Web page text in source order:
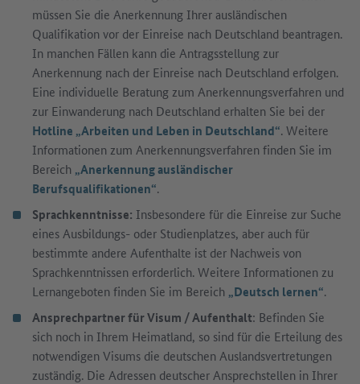
müssen Sie die Anerkennung Ihrer ausländischen
Qualifikation vor der Einreise nach Deutschland beantragen.
In manchen Fällen kann die Antragsstellung zur
Anerkennung nach der Einreise nach Deutschland erfolgen.
Eine individuelle Beratung zum Anerkennungsverfahren und
zur Einwanderung nach Deutschland erhalten Sie bei der
Hotline „Arbeiten und Leben in Deutschland“. Weitere
Informationen zum Anerkennungsverfahren finden Sie im
Bereich „Anerkennung ausländischer
Berufsqualifikationen“.
Sprachkenntnisse: Insbesondere für die Einreise zur Suche
eines Ausbildungs- oder Studienplatzes, aber auch für
bestimmte andere Aufenthalte ist der Nachweis von
Sprachkenntnissen erforderlich. Weitere Informationen zu
Lernangeboten finden Sie im Bereich „Deutsch lernen“.
Ansprechpartner für Visum / Aufenthalt: Befinden Sie
sich noch in Ihrem Heimatland, so sind für die Erteilung des
notwendigen Visums die deutschen Auslandsvertretungen
zuständig. Die Adressen deutscher Ansprechstellen in Ihrer